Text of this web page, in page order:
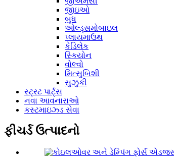
જીઇઓ
બુધ
ઓલ્ડ્સમોબાઇલ
પ્લાયમાઉથ
કેડિલેક
સ્કિયોન
વોલ્વો
મિત્સુબિશી
સુઝુકી
સ્ટ્રટ પાર્ટ્સ
નવા આવનારાઓ
કસ્ટમાઇઝ્ડ સેવા
ફીચર્ડ ઉત્પાદનો